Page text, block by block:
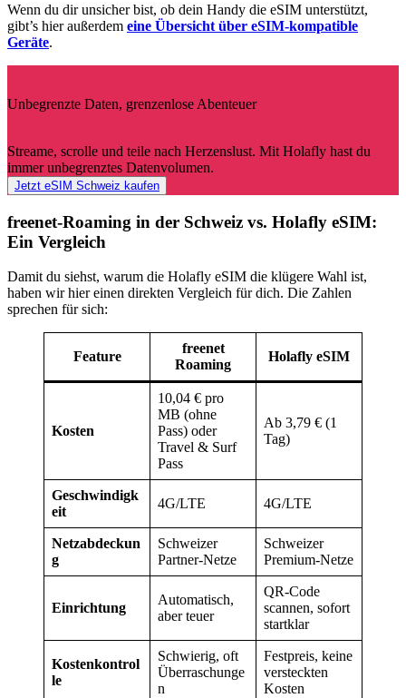
Wenn du dir unsicher bist, ob dein Handy die eSIM unterstützt,
gibt’s hier außerdem eine Übersicht über eSIM-kompatible
Geräte.
Unbegrenzte Daten, grenzenlose Abenteuer
Streame, scrolle und teile nach Herzenslust. Mit Holafly hast du
immer unbegrenztes Datenvolumen.
Jetzt eSIM Schweiz kaufen
freenet-Roaming in der Schweiz vs. Holafly eSIM:
Ein Vergleich
Damit du siehst, warum die Holafly eSIM die klügere Wahl ist,
haben wir hier einen direkten Vergleich für dich. Die Zahlen
sprechen für sich:
Feature
freenet
Roaming
Holafly eSIM
Kosten
10,04 € pro
MB (ohne
Pass) oder
Travel & Surf
Pass
Ab 3,79 € (1
Tag)
Geschwindigk
eit
4G/LTE 4G/LTE
Netzabdeckun
g
Schweizer
Partner-Netze
Schweizer
Premium-Netze
Einrichtung
Automatisch,
aber teuer
QR-Code
scannen, sofort
startklar
Kostenkontrol
le
Schwierig, oft
Überraschunge
n
Festpreis, keine
versteckten
Kosten